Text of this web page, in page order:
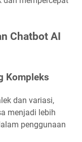
Chatbot AI
Kompleks
dan variasi,
menjadi lebih
penggunaan